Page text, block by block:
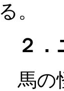
る。
２．
馬の